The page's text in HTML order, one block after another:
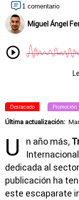
1 comentario
Miguel Ángel
Destacado Promoción
Última actualización:
U n año más,
dedicada al
publicación ha
este escaparate